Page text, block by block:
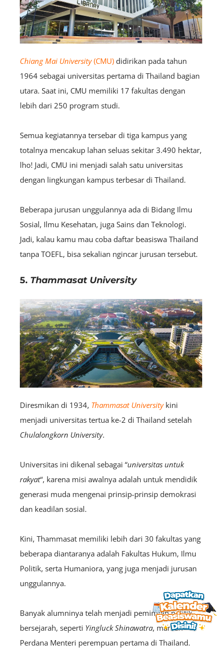
Chiang Mai University(CMU) didirikan pada tahun
1964 sebagai universitas pertama di Thailand bagian
utara. Saat ini, CMU memiliki 17 fakultas dengan
lebih dari 250 program studi.
Semua kegiatannya tersebar di tiga kampus yang
totalnya mencakup lahan seluas sekitar 3.490 hektar,
lho! Jadi, CMU ini menjadi salah satu universitas
dengan lingkungan kampus terbesar di Thailand.
Beberapa jurusan unggulannya ada di Bidang Ilmu
Sosial, Ilmu Kesehatan, juga Sains dan Teknologi.
Jadi, kalau kamu mau coba daftar beasiswa Thailand
tanpa TOEFL, bisa sekalian ngincar jurusan tersebut.
5. Thammasat University
Diresmikan di 1934, Thammasat Universitykini
menjadi universitas tertua ke-2 di Thailand setelah
Chulalongkorn University.
Universitas ini dikenal sebagai “universitas untuk
rakyat“, karena misi awalnya adalah untuk mendidik
generasi muda mengenai prinsip-prinsip demokrasi
dan keadilan sosial.
Kini, Thammasat memiliki lebih dari 30 fakultas yang
beberapa diantaranya adalah Fakultas Hukum, Ilmu
Politik, serta Humaniora, yang juga menjadi jurusan
unggulannya.
Banyak alumninya telah menjadi pemimpin politik
bersejarah, seperti Yingluck Shinawatra, mantan
Perdana Menteri perempuan pertama di Thailand.